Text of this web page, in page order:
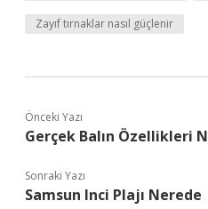
Zayıf tırnaklar nasıl güçlenir
Önceki Yazı
Gerçek Balın Özellikleri
Sonraki Yazı
Samsun Inci Plajı Nerede